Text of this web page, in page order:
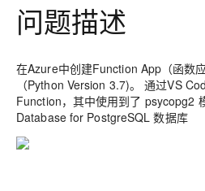
问题描述
在Azure中创建Function App（函数
（Python Version 3.7)。 通过VS
Function，其中使用到了 psycopg2
Database for PostgreSQL 数据库